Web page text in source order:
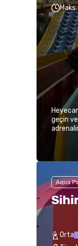
geçin
Aqua
Orta